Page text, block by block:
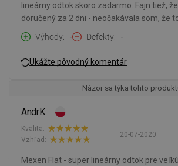
lineárny odtok skoro zadarmo. Fajn tiež, že
doručený za 2 dni - neočakávala som, že
Výhody
- Defekty -
Ukážte pôvodný komentár
Názor sa týka tohto
AndrK
20-07-2020
Kvalita:
Vzhľad:
Mexen Flat - super lineárny odtok pre